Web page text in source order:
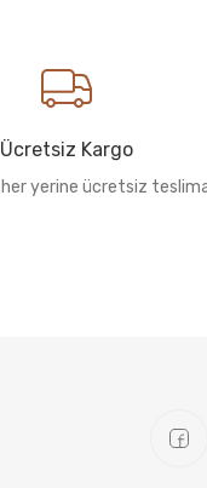
Ücretsiz Kargo
her yerine ücretsiz